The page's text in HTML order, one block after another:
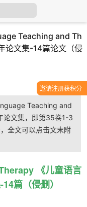
Teaching and Th
论文集-14篇论文（侵
Teaching and
论文集，即第35卷1-3
全文可以点击文末附
《儿童语言
篇（侵删）
邀请注册获积分